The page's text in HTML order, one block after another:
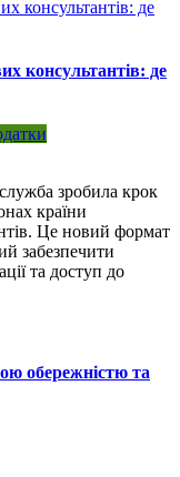
консультантів: де
зробила крок
країни
Це новий формат
забезпечити
та доступ до
обережністю та